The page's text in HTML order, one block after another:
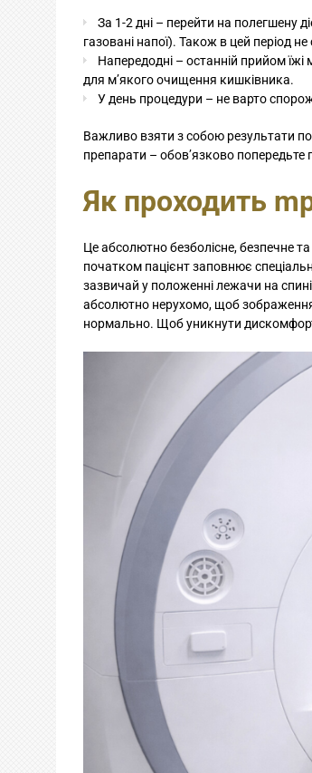
За 1-2 дні – перейти на полегшену
газовані напої). Також в цей період
Напередодні – останній прийом
для м’якого очищення кишківника.
У день процедури – не варто
Важливо взяти з собою результати
препарати – обов’язково попередьте
Як проходить
Це абсолютно безболісне, безпечне
початком пацієнт заповнює
зазвичай у положенні лежачи на
абсолютно нерухомо, щоб
нормально. Щоб уникнути